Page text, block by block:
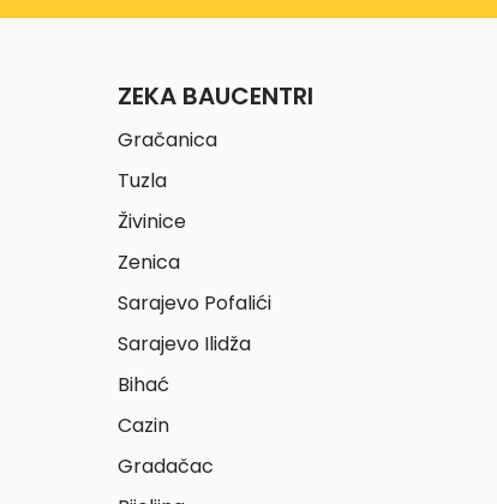
ZEKA BAUCENTRI
Gračanica
Tuzla
Živinice
Zenica
Sarajevo Pofalići
Sarajevo Ilidža
Bihać
Cazin
Gradačac